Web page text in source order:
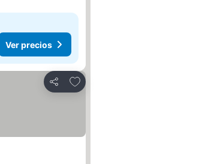
Ver precios
Compartir
Agregar a favoritos